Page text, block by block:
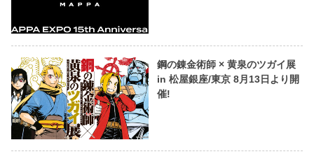
鋼の錬金術師 × 黄泉のツガイ展
in 松屋銀座/東京 8月13日より開
催!